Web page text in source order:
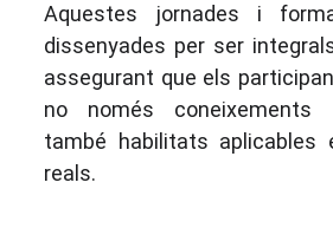
Aquestes jornades i
dissenyades per ser
assegurant que els
no només coneixements
també habilitats aplicables
reals.